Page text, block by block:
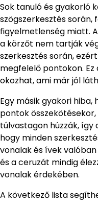
Sok tanuló és gyakorló
szögszerkesztés során,
figyelmetlenség miatt.
a körzőt nem tartják
szerkesztés során,
megfelelő pontokon.
okozhat, ami már jól
Egy másik gyakori hiba,
pontok
túlvastagon húzzák, így
hogy minden
vonalak és ívek
és a ceruzát mindig
vonalak érdekében.
A következő lista